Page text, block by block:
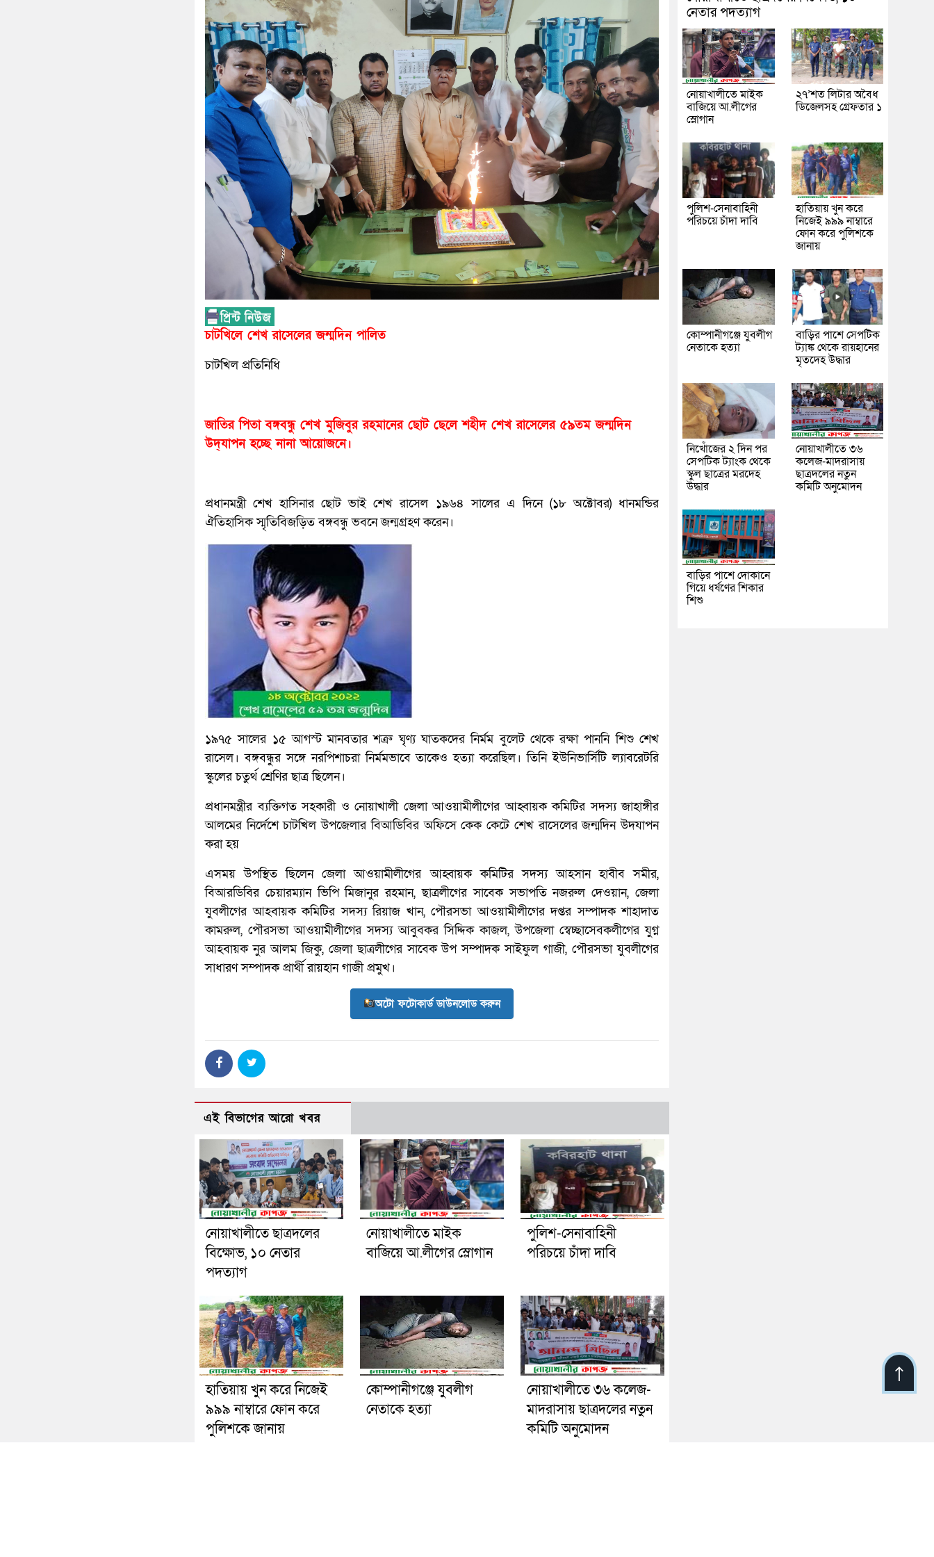
চাটখিলে শেখ রাসেলের জন্মদিন পালিত
চাটখিল প্রতিনিধি
জাতির পিতা বঙ্গবন্ধু শেখ মুজিবুর রহমানের ছোট ছেলে শহীদ শেখ রাসেলের ৫৯তম জন্মদিন
উদ্‌যাপন হচ্ছে নানা আয়োজনে।
প্রধানমন্ত্রী শেখ হাসিনার ছোট ভাই শেখ রাসেল ১৯৬৪ সালের এ দিনে (১৮ অক্টোবর) ধানমন্ডির
ঐতিহাসিক স্মৃতিবিজড়িত বঙ্গবন্ধু ভবনে জন্মগ্রহণ করেন।
১৯৭৫ সালের ১৫ আগস্ট মানবতার শত্রু ঘৃণ্য ঘাতকদের নির্মম বুলেট থেকে রক্ষা পাননি শিশু শেখ
রাসেল। বঙ্গবন্ধুর সঙ্গে নরপিশাচরা নির্মমভাবে তাকেও হত্যা করেছিল। তিনি ইউনিভার্সিটি ল্যাবরেটরি
স্কুলের চতুর্থ শ্রেণির ছাত্র ছিলেন।
প্রধানমন্ত্রীর ব্যক্তিগত সহকারী ও নোয়াখালী জেলা আওয়ামীলীগের আহ্বায়ক কমিটির সদস্য জাহাঙ্গীর
আলমের নির্দেশে চাটখিল উপজেলার বিআডিবির অফিসে কেক কেটে শেখ রাসেলের জন্মদিন উদযাপন
করা হয়
এসময় উপস্থিত ছিলেন জেলা আওয়ামীলীগের আহ্বায়ক কমিটির সদস্য আহসান হাবীব সমীর,
বিআরডিবির চেয়ারম্যান ভিপি মিজানুর রহমান, ছাত্রলীগের সাবেক সভাপতি নজরুল দেওয়ান, জেলা
যুবলীগের আহবায়ক কমিটির সদস্য রিয়াজ খান, পৌরসভা আওয়ামীলীগের দপ্তর সম্পাদক শাহাদাত
কামরুল, পৌরসভা আওয়ামীলীগের সদস্য আবুবকর সিদ্দিক কাজল, উপজেলা স্বেচ্ছাসেবকলীগের যুগ্ন
আহবায়ক নুর আলম জিকু, জেলা ছাত্রলীগের সাবেক উপ সম্পাদক সাইফুল গাজী, পৌরসভা যুবলীগের
সাধারণ সম্পাদক প্রার্থী রায়হান গাজী প্রমুখ।
অটো ফটোকার্ড ডাউনলোড করুন
এই বিভাগের আরো খবর
নোয়াখালীতে ছাত্রদলের
বিক্ষোভ, ১০ নেতার
পদত্যাগ
নোয়াখালীতে মাইক
বাজিয়ে আ.লীগের স্লোগান
পুলিশ-সেনাবাহিনী
পরিচয়ে চাঁদা দাবি
হাতিয়ায় খুন করে নিজেই
৯৯৯ নাম্বারে ফোন করে
পুলিশকে জানায়
কোম্পানীগঞ্জে যুবলীগ
নেতাকে হত্যা
নোয়াখালীতে ৩৬ কলেজ-
মাদরাসায় ছাত্রদলের নতুন
কমিটি অনুমোদন
নেতার পদত্যাগ
নোয়াখালীতে মাইক
বাজিয়ে আ.লীগের
স্লোগান
২৭’শত লিটার অবৈধ
ডিজেলসহ গ্রেফতার ১
পুলিশ-সেনাবাহিনী
পরিচয়ে চাঁদা দাবি
হাতিয়ায় খুন করে
নিজেই ৯৯৯ নাম্বারে
ফোন করে পুলিশকে
জানায়
কোম্পানীগঞ্জে যুবলীগ
নেতাকে হত্যা
বাড়ির পাশে সেপটিক
ট্যাঙ্ক থেকে রায়হানের
মৃতদেহ উদ্ধার
নিখোঁজের ২ দিন পর
সেপটিক ট্যাংক থেকে
স্কুল ছাত্রের মরদেহ
উদ্ধার
নোয়াখালীতে ৩৬
কলেজ-মাদরাসায়
ছাত্রদলের নতুন
কমিটি অনুমোদন
বাড়ির পাশে দোকানে
গিয়ে ধর্ষণের শিকার
শিশু